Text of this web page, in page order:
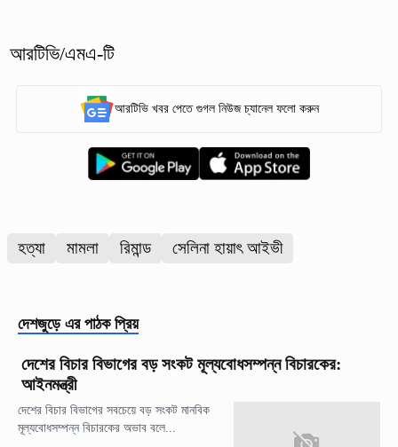
আরটিভি/এমএ-টি
আরটিভি খবর পেতে গুগল নিউজ চ্যানেল ফলো করুন
হত্যা মামলা রিমান্ড সেলিনা হায়াৎ আইভী
দেশজুড়ে এর পাঠক প্রিয়
দেশের বিচার বিভাগের বড় সংকট মূল্যবোধসম্পন্ন বিচারকের:
আইনমন্ত্রী
দেশের বিচার বিভাগের সবচেয়ে বড় সংকট মানবিক
মূল্যবোধসম্পন্ন বিচারকের অভাব বলে...